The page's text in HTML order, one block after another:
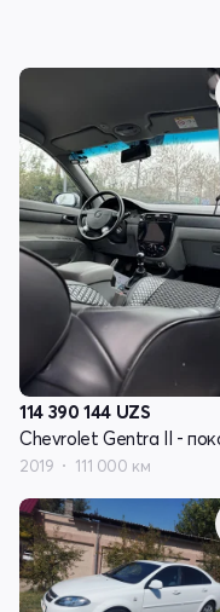
114 390 144 UZS
2019 111 000 км